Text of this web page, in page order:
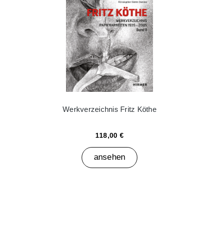
Werkverzeichnis Fritz Köthe
118,00 €
ansehen